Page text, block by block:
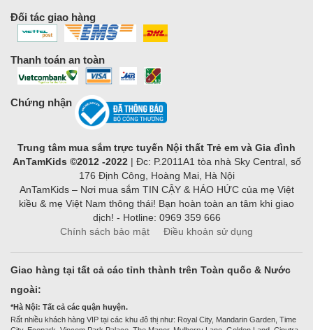
Đối tác giao hàng
Thanh toán an toàn
Chứng nhận
Trung tâm mua sắm trực tuyến Nội thất Trẻ em và Gia đình
AnTamKids ©2012 -2022| Đc: P.2011A1 tòa nhà Sky Central, số
176 Định Công, Hoàng Mai, Hà Nội
AnTamKids – Nơi mua sắm TIN CẬY & HÁO HỨC của mẹ Việt
kiều & mẹ Việt Nam thông thái! Bạn hoàn toàn an tâm khi giao
dịch! - Hotline: 0969 359 666
Chính sách bảo mật
Điều khoản sử dụng
Giao hàng tại tất cả các tỉnh thành trên Toàn quốc & Nước
ngoài:
*Hà Nội: Tất cả các quận huyện.
Rất nhiều khách hàng VIP tại các khu đô thị như: Royal City, Mandarin Garden, Time